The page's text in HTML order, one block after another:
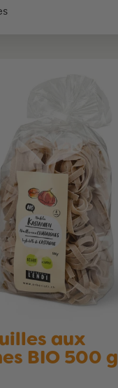
aux
BIO 500 g